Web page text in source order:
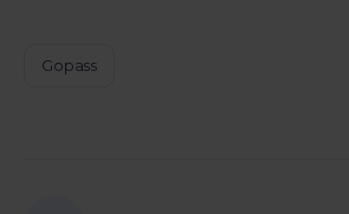
Gopass